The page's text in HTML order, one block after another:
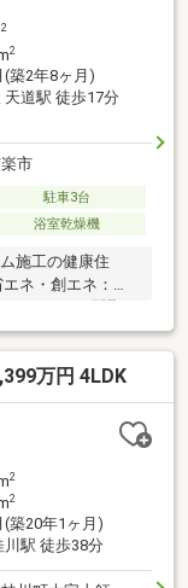
2
2
(築2年8ヶ月)
天道駅 徒歩17分
市
駐車3台
浴室乾燥機
施工の健康住
ネ・創エネ：
クローゼットな
を浄化・活水化
換気システムも
、太陽光パネル
万円 4LDK
2
2
(築20年1ヶ月)
川駅 徒歩38分